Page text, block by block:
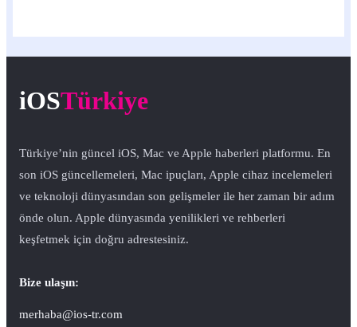
iOSTürkiye
Türkiye’nin güncel iOS, Mac ve Apple haberleri platformu. En
son iOS güncellemeleri, Mac ipuçları, Apple cihaz incelemeleri
ve teknoloji dünyasından son gelişmeler ile her zaman bir adım
önde olun. Apple dünyasında yenilikleri ve rehberleri
keşfetmek için doğru adrestesiniz.
Bize ulaşın:
merhaba@ios-tr.com